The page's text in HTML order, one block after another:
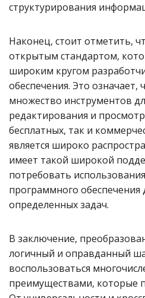
структурирования
Наконец, стоит отметить,
открытым стандартом,
широким кругом
обеспечения. Это означает,
множество инструментов
редактирования и
бесплатных, так и
является широко
имеет такой широкой
потребовать
программного обеспечения
определенных задач.
В заключение,
логичный и оправданный
воспользоваться
преимуществами, которые